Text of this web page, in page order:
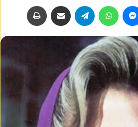
ماسنجر واتساب تيلقرام مشاركة عبر البريد